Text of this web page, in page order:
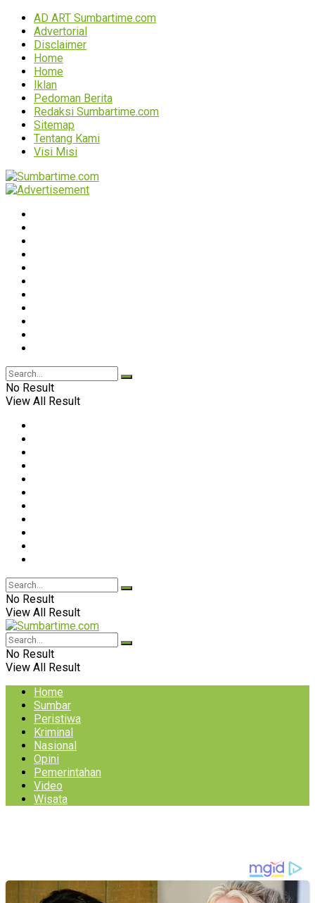
AD ART Sumbartime.com
Advertorial
Disclaimer
Home
Home
Iklan
Pedoman Berita
Redaksi Sumbartime.com
Sitemap
Tentang Kami
Visi Misi
No Result
View All Result
No Result
View All Result
No Result
View All Result
Home
Sumbar
Peristiwa
Kriminal
Nasional
Opini
Pemerintahan
Video
Wisata